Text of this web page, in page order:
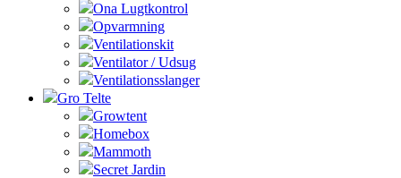
Ona Lugtkontrol
Opvarmning
Ventilationskit
Ventilator / Udsug
Ventilationsslanger
Gro Telte
Growtent
Homebox
Mammoth
Secret Jardin